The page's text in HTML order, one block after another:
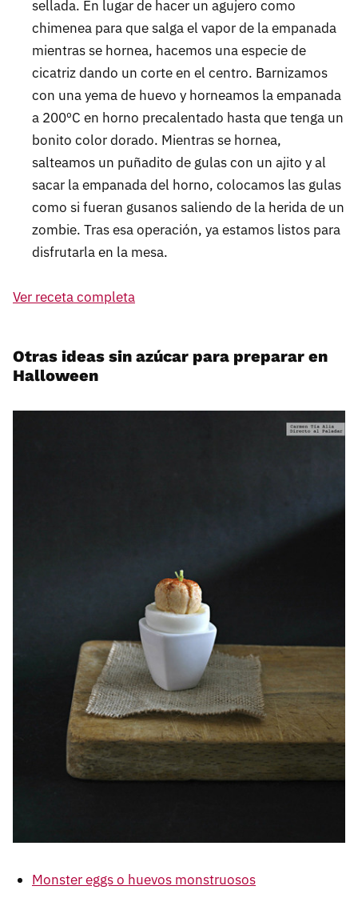
sellada. En lugar de hacer un agujero como
chimenea para que salga el vapor de la empanada
mientras se hornea, hacemos una especie de
cicatriz dando un corte en el centro. Barnizamos
con una yema de huevo y horneamos la empanada
a 200ºC en horno precalentado hasta que tenga un
bonito color dorado. Mientras se hornea,
salteamos un puñadito de gulas con un ajito y al
sacar la empanada del horno, colocamos las gulas
como si fueran gusanos saliendo de la herida de un
zombie. Tras esa operación, ya estamos listos para
disfrutarla en la mesa.
Ver receta completa
Otras ideas sin azúcar para preparar en
Halloween
Monster eggs o huevos monstruosos